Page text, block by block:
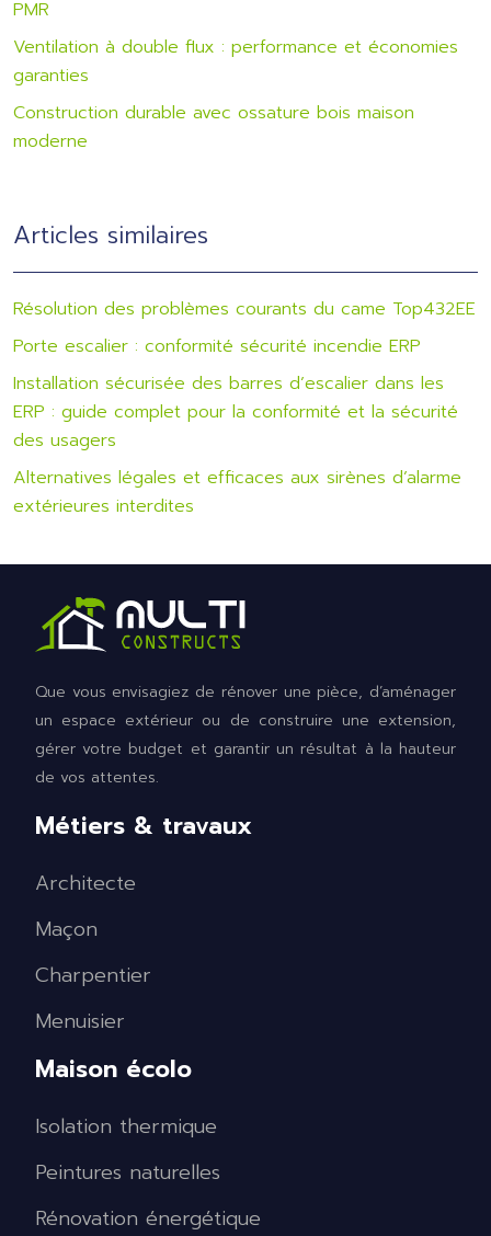
PMR
Ventilation à double flux : performance et économies
garanties
Construction durable avec ossature bois maison
moderne
Articles similaires
Résolution des problèmes courants du came Top432EE
Porte escalier : conformité sécurité incendie ERP
Installation sécurisée des barres d’escalier dans les
ERP : guide complet pour la conformité et la sécurité
des usagers
Alternatives légales et efficaces aux sirènes d’alarme
extérieures interdites
Que vous envisagiez de rénover une pièce, d’aménager
un espace extérieur ou de construire une extension,
gérer votre budget et garantir un résultat à la hauteur
de vos attentes.
Métiers & travaux
Architecte
Maçon
Charpentier
Menuisier
Maison écolo
Isolation thermique
Peintures naturelles
Rénovation énergétique